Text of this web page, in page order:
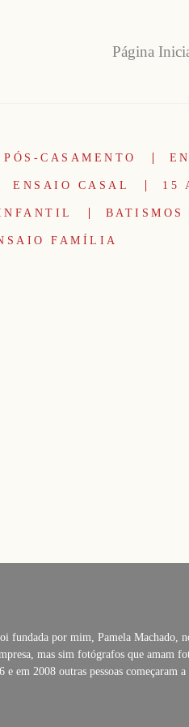
Página
PÓS-CASAMENTO
ENSAIO CASAL 15
BATISMOS
FAMÍLIA
fundada por mim, Pamela Machado,
mas sim fotógrafos que amam
e em 2008 outras pessoas começaram